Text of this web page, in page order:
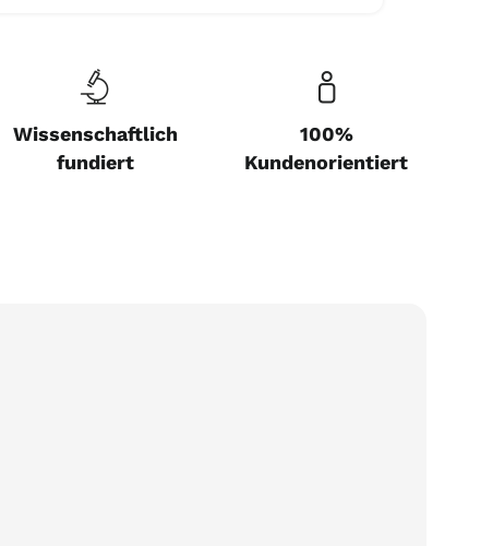
Wissenschaftlich
fundiert
100%
Kundenorientiert